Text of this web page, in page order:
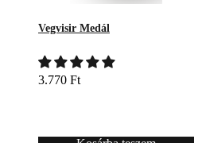
Vegvisir Medál
3.770 Ft